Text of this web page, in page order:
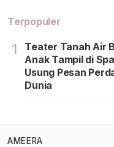
Terpopuler
1
Teater Tanah Air
Anak Tampil di
Usung Pesan
Dunia
AMEERA